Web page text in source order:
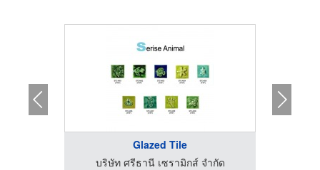
Glazed Tile
บริษัท ศรีธานี เซรามิกส์ จำกัด